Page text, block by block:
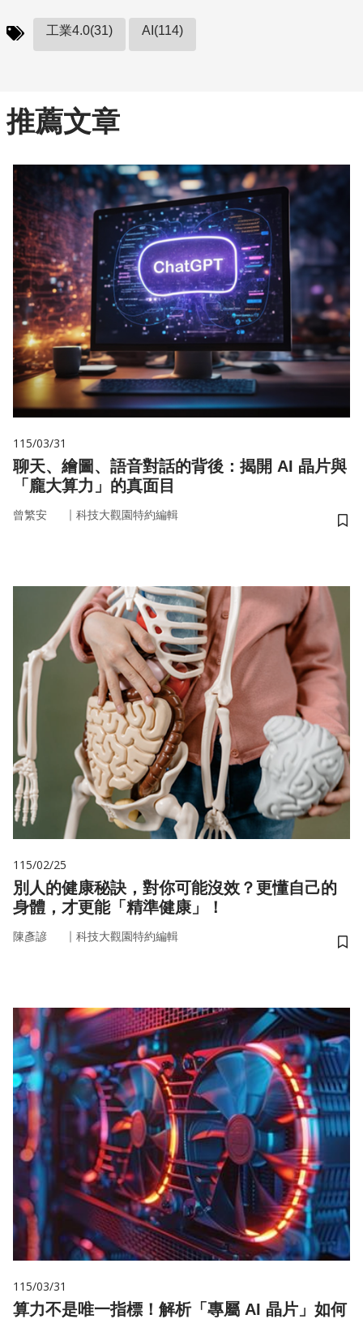
工業4.0(31) AI(114)
推薦文章
115/03/31
聊天、繪圖、語音對話的背後：揭開 AI 晶片與
「龐大算力」的真面目
曾繁安 ｜ 科技大觀園特約編輯
儲
115/02/25
別人的健康秘訣，對你可能沒效？更懂自己的
身體，才更能「精準健康」！
陳彥諺 ｜ 科技大觀園特約編輯
儲
115/03/31
算力不是唯一指標！解析「專屬 AI 晶片」如何